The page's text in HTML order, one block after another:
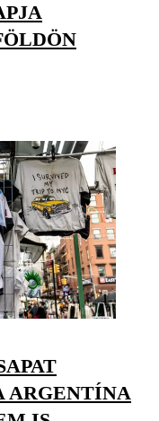
ARGENTÍNA